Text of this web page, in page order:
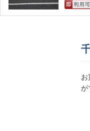
よ
お
が